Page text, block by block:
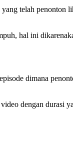
telah penonton
hal ini
dimana
dengan durasi